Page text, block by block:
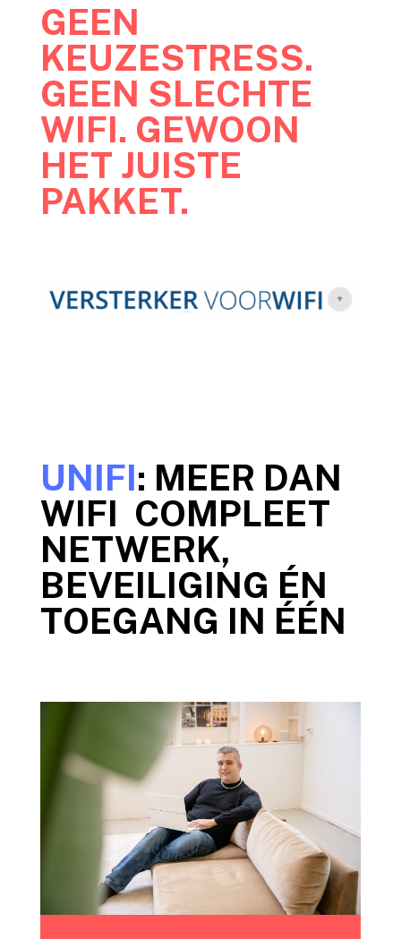
GEEN
KEUZESTRESS.
GEEN SLECHTE
WIFI. GEWOON
HET JUISTE
PAKKET.
UNIFI: MEER DAN
WIFI COMPLEET
NETWERK,
BEVEILIGING ÉN
TOEGANG IN ÉÉN